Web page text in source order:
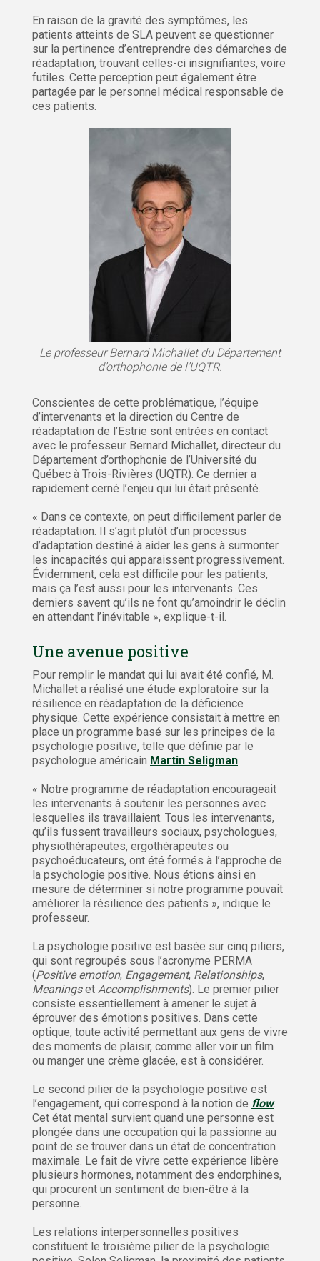
En raison de la gravité des symptômes, les
patients atteints de SLA peuvent se questionner
sur la pertinence d’entreprendre des démarches de
réadaptation, trouvant celles-ci insignifiantes, voire
futiles. Cette perception peut également être
partagée par le personnel médical responsable de
ces patients.
Le professeur Bernard Michallet du Département
d’orthophonie de l’UQTR.
Conscientes de cette problématique, l’équipe
d’intervenants et la direction du Centre de
réadaptation de l’Estrie sont entrées en contact
avec le professeur Bernard Michallet, directeur du
Département d’orthophonie de l’Université du
Québec à Trois-Rivières (UQTR). Ce dernier a
rapidement cerné l’enjeu qui lui était présenté.
« Dans ce contexte, on peut difficilement parler de
réadaptation. Il s’agit plutôt d’un processus
d’adaptation destiné à aider les gens à surmonter
les incapacités qui apparaissent progressivement.
Évidemment, cela est difficile pour les patients,
mais ça l’est aussi pour les intervenants. Ces
derniers savent qu’ils ne font qu’amoindrir le déclin
en attendant l’inévitable », explique-t-il.
Une avenue positive
Pour remplir le mandat qui lui avait été confié, M.
Michallet a réalisé une étude exploratoire sur la
résilience en réadaptation de la déficience
physique. Cette expérience consistait à mettre en
place un programme basé sur les principes de la
psychologie positive, telle que définie par le
psychologue américain Martin Seligman.
« Notre programme de réadaptation encourageait
les intervenants à soutenir les personnes avec
lesquelles ils travaillaient. Tous les intervenants,
qu’ils fussent travailleurs sociaux, psychologues,
physiothérapeutes, ergothérapeutes ou
psychoéducateurs, ont été formés à l’approche de
la psychologie positive. Nous étions ainsi en
mesure de déterminer si notre programme pouvait
améliorer la résilience des patients », indique le
professeur.
La psychologie positive est basée sur cinq piliers,
qui sont regroupés sous l’acronyme PERMA
(Positive emotion, Engagement, Relationships,
Meaningset Accomplishments). Le premier pilier
consiste essentiellement à amener le sujet à
éprouver des émotions positives. Dans cette
optique, toute activité permettant aux gens de vivre
des moments de plaisir, comme aller voir un film
ou manger une crème glacée, est à considérer.
Le second pilier de la psychologie positive est
l’engagement, qui correspond à la notion de flow.
Cet état mental survient quand une personne est
plongée dans une occupation qui la passionne au
point de se trouver dans un état de concentration
maximale. Le fait de vivre cette expérience libère
plusieurs hormones, notamment des endorphines,
qui procurent un sentiment de bien-être à la
personne.
Les relations interpersonnelles positives
constituent le troisième pilier de la psychologie